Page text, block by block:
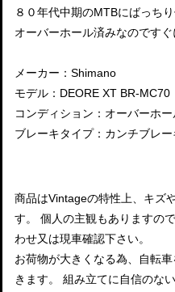
８０年代中期のMTBにばっち
オーバーホール済みなのです
メーカー：Shimano
モデル：DEORE XT BR-MC70
コンディション：オーバーホ
ブレーキタイプ：カンチブレー
商品はVintageの特性上、キズ
す。 個人の主観もありますの
わせ又は現車確認下さい。
お荷物が大きくなる為、自転
きます。 組み立てに自信のな